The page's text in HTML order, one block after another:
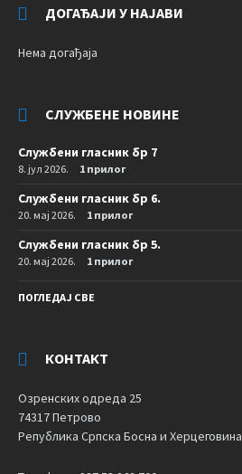
ДОГАЂАЈИ У НАЈАВИ
Нема догађаја
СЛУЖБЕНЕ НОВИНЕ
Службени гласник бр 7
8. јул 2026. 1 прилог
Службени гласник бр 6.
20. мај 2026. 1 прилог
Службени гласник бр 5.
20. мај 2026. 1 прилог
ПОГЛЕДАЈ СВЕ
КОНТАКТ
Озренских одреда 25
74317 Петрово
Република Српска Босна и Херцеговина